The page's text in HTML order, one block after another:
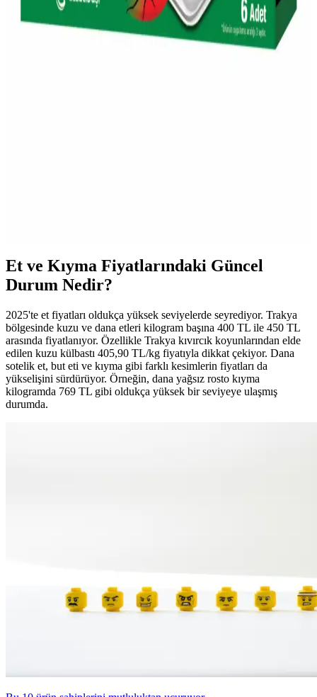
Migros'un protein yoğurdu ürünleri, yüksek protein içeriği ve çeşitli
tatlarıyla sağlıklı yaşam ve sporcular için ideal, pratik ve besleyici bir
alternatif sunar.
Et ve Kıyma Fiyatlarındaki Güncel
Durum Nedir?
2025'te et fiyatları oldukça yüksek seviyelerde seyrediyor. Trakya
bölgesinde kuzu ve dana etleri kilogram başına 400 TL ile 450 TL
arasında fiyatlanıyor. Özellikle Trakya kıvırcık koyunlarından elde
edilen kuzu külbastı 405,90 TL/kg fiyatıyla dikkat çekiyor. Dana
sotelik et, but eti ve kıyma gibi farklı kesimlerin fiyatları da
yükselişini sürdürüyor. Örneğin, dana yağsız rosto kıyma
kilogramda 769 TL gibi oldukça yüksek bir seviyeye ulaşmış
durumda.